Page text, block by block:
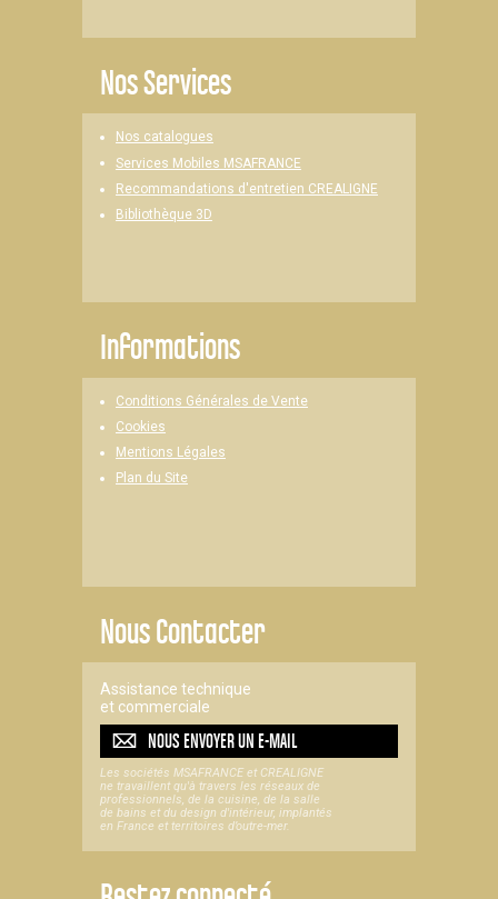
Nos Services
Nos catalogues
Services Mobiles MSAFRANCE
Recommandations d'entretien CREALIGNE
Bibliothèque 3D
Informations
Conditions Générales de Vente
Cookies
Mentions Légales
Plan du Site
Nous Contacter
Assistance technique
et commerciale
NOUS ENVOYER UNE-MAIL
Les sociétés MSAFRANCE et CREALIGNE
ne travaillent qu'à travers les réseaux de
professionnels, de la cuisine, de la salle
de bains et du design d'intérieur, implantés
en France et territoires d’outre-mer.